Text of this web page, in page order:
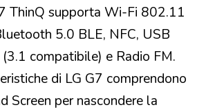
ThinQ supporta Wi-Fi 802.11
5.0 BLE, NFC, USB
compatibile) e Radio FM.
di LG G7 comprendono
Screen per nascondere la